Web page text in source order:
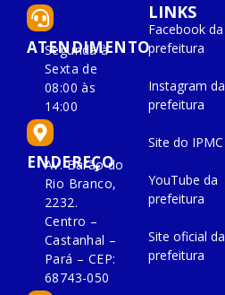
ATENDIMENTO
Segunda à
Sexta de
08:00 às
14:00
ENDEREÇO
Av. Barão do
Rio Branco,
2232.
Centro –
Castanhal –
Pará – CEP:
68743-050
LINKS
Facebook da
prefeitura
Instagram da
prefeitura
Site do IPMC
YouTube da
prefeitura
Site oficial da
prefeitura